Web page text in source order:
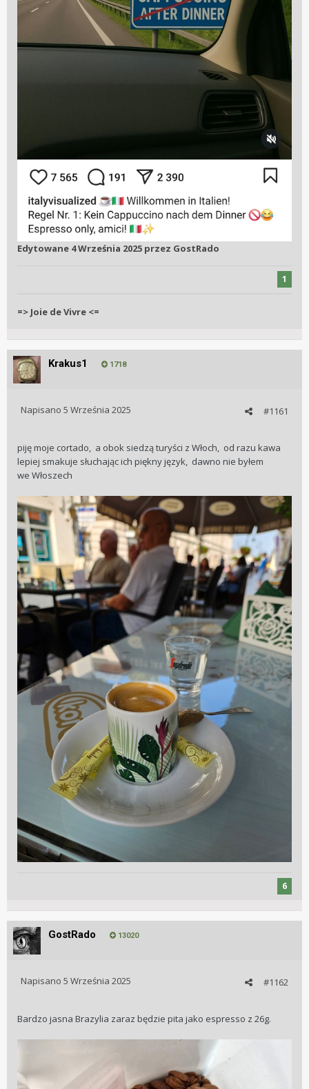
Edytowane 4 Września 2025 przez GostRado
1
=> Joie de Vivre <=
Krakus1 1718
#1161
Napisano 5 Września 2025
piję moje cortado, a obok siedzą turyści z Włoch, od razu kawa
lepiej smakuje słuchając ich piękny język, dawno nie byłem
we Włoszech
6
GostRado 13020
#1162
Napisano 5 Września 2025
Bardzo jasna Brazylia zaraz będzie pita jako espresso z 26g.